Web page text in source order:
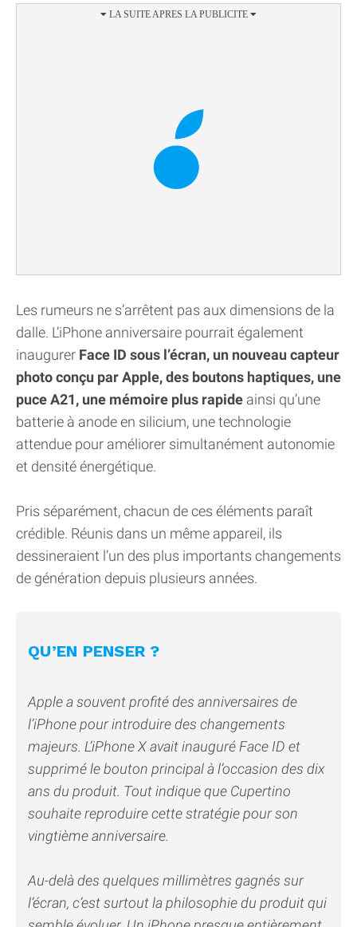
Les rumeurs ne s’arrêtent pas aux dimensions de la
dalle. L’iPhone anniversaire pourrait également
inaugurer Face ID sous l’écran, un nouveau capteur
photo conçu par Apple, des boutons haptiques, une
puce A21, une mémoire plus rapide ainsi qu’une
batterie à anode en silicium, une technologie
attendue pour améliorer simultanément autonomie
et densité énergétique.
Pris séparément, chacun de ces éléments paraît
crédible. Réunis dans un même appareil, ils
dessineraient l’un des plus importants changements
de génération depuis plusieurs années.
QU’EN PENSER ?
Apple a souvent profité des anniversaires de
l’iPhone pour introduire des changements
majeurs. L’iPhone X avait inauguré Face ID et
supprimé le bouton principal à l’occasion des dix
ans du produit. Tout indique que Cupertino
souhaite reproduire cette stratégie pour son
vingtième anniversaire.
Au-delà des quelques millimètres gagnés sur
l’écran, c’est surtout la philosophie du produit qui